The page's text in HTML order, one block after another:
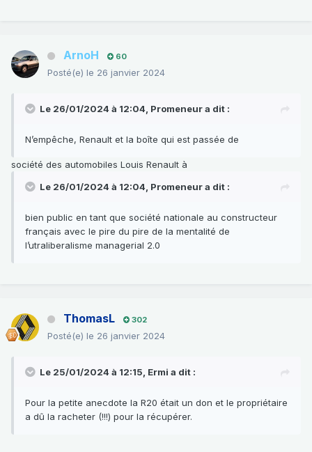
ArnoH 60
Posté(e) le 26 janvier 2024
Le 26/01/2024 à 12:04, Promeneura dit :
N’empêche, Renault et la boîte qui est passée de
société des automobiles Louis Renault à
Le 26/01/2024 à 12:04, Promeneura dit :
bien public en tant que société nationale au constructeur
français avec le pire du pire de la mentalité de
l’utraliberalisme managerial 2.0
ThomasL 302
Posté(e) le 26 janvier 2024
Le 25/01/2024 à 12:15, Ermi a dit :
Pour la petite anecdote la R20 était un don et le propriétaire
a dû la racheter (!!!) pour la récupérer.